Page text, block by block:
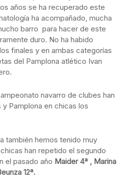
años se ha recuperado este
ha acompañado, mucha
barro para hacer de este
duro. No ha habido
finales y en ambas categorías
del Pamplona atlético Ivan
navarro de clubes han
Pamplona en chicas los
también hemos tenido muy
han repetido el segundo
el pasado año Maider 4ª , Marina
12ª.